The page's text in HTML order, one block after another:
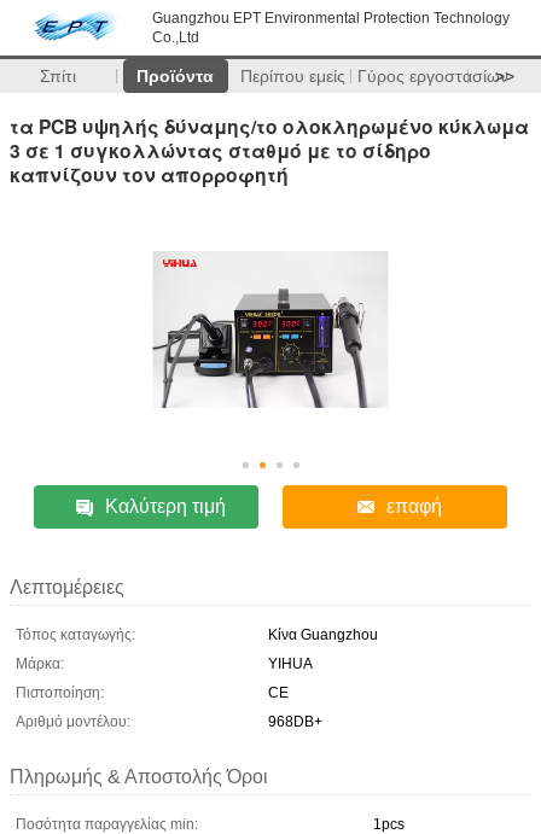
Guangzhou EPT Environmental Protection Technology
Co.,Ltd
Σπίτι Προϊόντα Περίπου εμείς Γύρος εργοστασίων
>>
τα PCB υψηλής δύναμης/το ολοκληρωμένο κύκλωμα
3 σε 1 συγκολλώντας σταθμό με το σίδηρο
καπνίζουν τον απορροφητή
Καλύτερη τιμή επαφή
Λεπτομέρειες
Τόπος καταγωγής:
Κίνα Guangzhou
Μάρκα:
YIHUA
Πιστοποίηση:
CE
Αριθμό μοντέλου:
968DB+
Πληρωμής & Αποστολής Όροι
Ποσότητα παραγγελίας min:
1pcs